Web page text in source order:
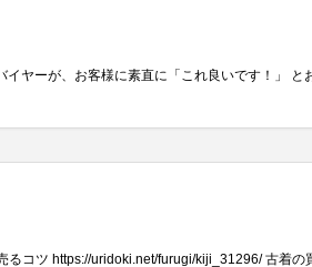
ヤーが、お客様に素直に「これ良いです！」 と
コツ https://uridoki.net/furugi/kiji_31296/ 古着の